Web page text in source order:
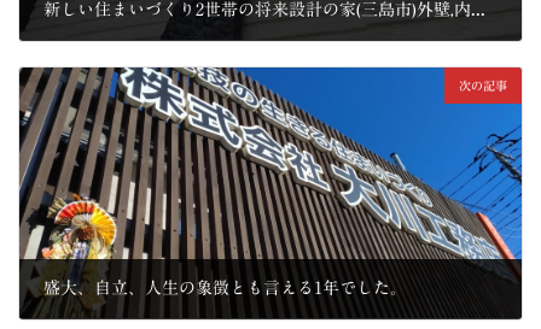
新しい住まいづくり2世帯の将来設計の家(三島市)外壁,内装工事編2
次の記事
盛大、自立、人生の象徴とも言える1年でした。